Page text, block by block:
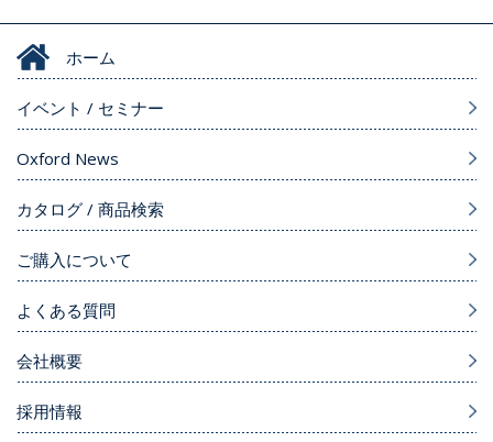
ホーム
イベント / セミナー
Oxford News
カタログ / 商品検索
ご購入について
よくある質問
会社概要
採用情報